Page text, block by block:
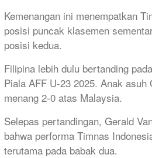
Kemenangan ini menempatkan
posisi puncak klasemen
posisi kedua.
Filipina lebih dulu bertanding
Piala AFF U-23 2025. Anak
menang 2-0 atas Malaysia.
Selepas pertandingan, Gerald
bahwa performa Timnas
terutama pada babak dua.